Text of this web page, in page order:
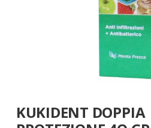
all'inizio
della
KUKIDENT DOPPIA